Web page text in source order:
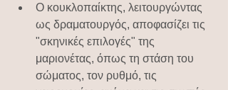
Ο κουκλοπαίκτης, λειτουργώντας
ως δραματουργός, αποφασίζει τις
"σκηνικές επιλογές" της
μαριονέτας, όπως τη στάση του
σώματος, τον ρυθμό, τις